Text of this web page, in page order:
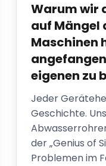
Warum wir
auf Mängel
Maschinen
eigenen zu
Jeder
Geschichte.
der „Genius of
Problemen im